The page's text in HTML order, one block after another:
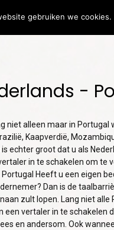
WAAROM BEIDE
ONMISBAAR ZIJN
VOOR
INTERNATIONAAL
SUCCES
JULY
LOKALISATIE OF
VERTALING: WAAROM
HET VERSCHIL
BELANGRIJK IS VOOR
INTERNATIONAAL
Vertalen
-
niet alleen maar in
Kaapverdië,
echter groot dat u als
in te schakelen om te
Heeft u een eigen
Dan is de
zult lopen. Lang niet alle
een vertaler in te schakelen
en andersom. Ook
gebruiken we